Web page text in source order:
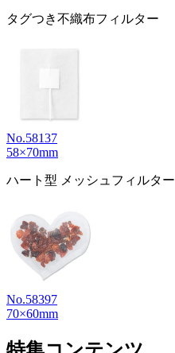
タグつき不織布フィルター
No.58137
58×70mm
ハート型 メッシュフィルター
No.58397
70×60mm